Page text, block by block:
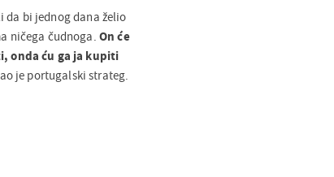
da bi jednog dana želio
ničega čudnoga. On će
onda ću ga ja kupiti
je portugalski strateg.